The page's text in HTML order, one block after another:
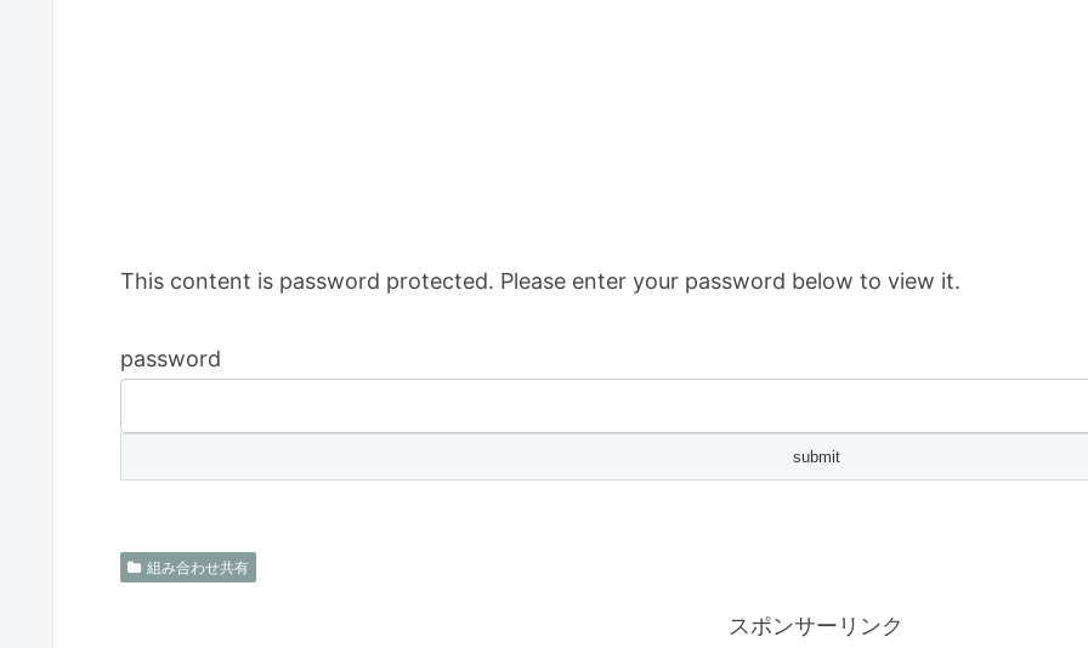
This content is password protected. Please enter your password below to view it.
password
組み合わせ共有
スポンサーリンク